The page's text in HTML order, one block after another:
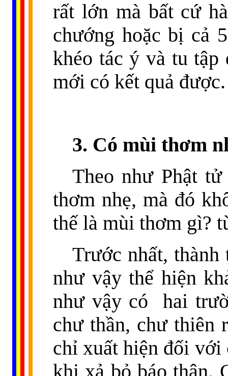
rất lớn mà bất cứ
chướng hoặc bị cả
khéo tác ý và tu tập
mới có kết quả được.
3. Có mùi thơm
Theo như Phật
thơm nhẹ, mà đó
thế là mùi thơm gì?
Trước nhất, thành
như vậy thể hiện
như vậy có
hai
chư thần, chư thiên
chỉ xuất hiện đối với
khi xả bỏ báo thân.